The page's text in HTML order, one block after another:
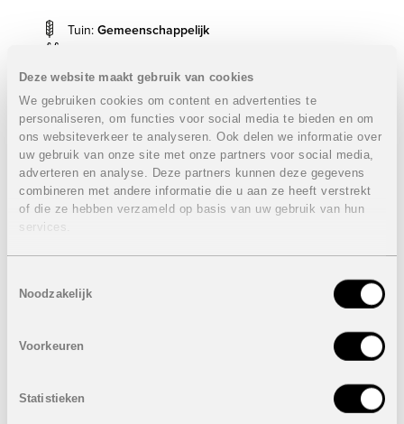
Deze website maakt gebruik van cookies
We gebruiken cookies om content en advertenties te
personaliseren, om functies voor social media te bieden en om
ons websiteverkeer te analyseren. Ook delen we informatie over
uw gebruik van onze site met onze partners voor social media,
adverteren en analyse. Deze partners kunnen deze gegevens
combineren met andere informatie die u aan ze heeft verstrekt
of die ze hebben verzameld op basis van uw gebruik van hun
services.
Noodzakelijk
Voorkeuren
Statistieken
Tuin: Gemeenschappelijk
Berging:Ja
Kelder:Ja
Prachtig 3 slaapkamer hoekappartement gelegen op Las
Colinas Golf Resort.
Ruime living met veel licht.
Aparte keuken
Aparte keukenberging
Inclusief alle meubels, elektrische keukentoestellen en
verlichting